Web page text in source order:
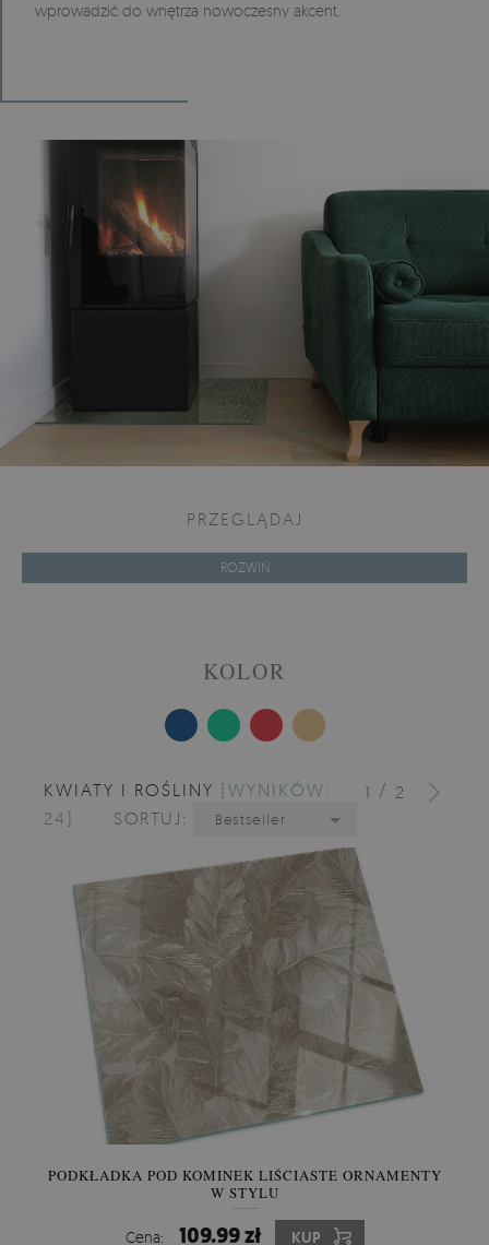
wprowadzić do wnętrza nowoczesny akcent.
PRZEGLĄDAJ
ROZWIŃ
KOLOR
1 / 2
KWIATY I ROŚLINY [WYNIKÓW:
24]
SORTUJ: Bestseller
PODKŁADKA POD KOMINEK LIŚCIASTE ORNAMENTY
W STYLU
Cena: 109.99 zł KUP